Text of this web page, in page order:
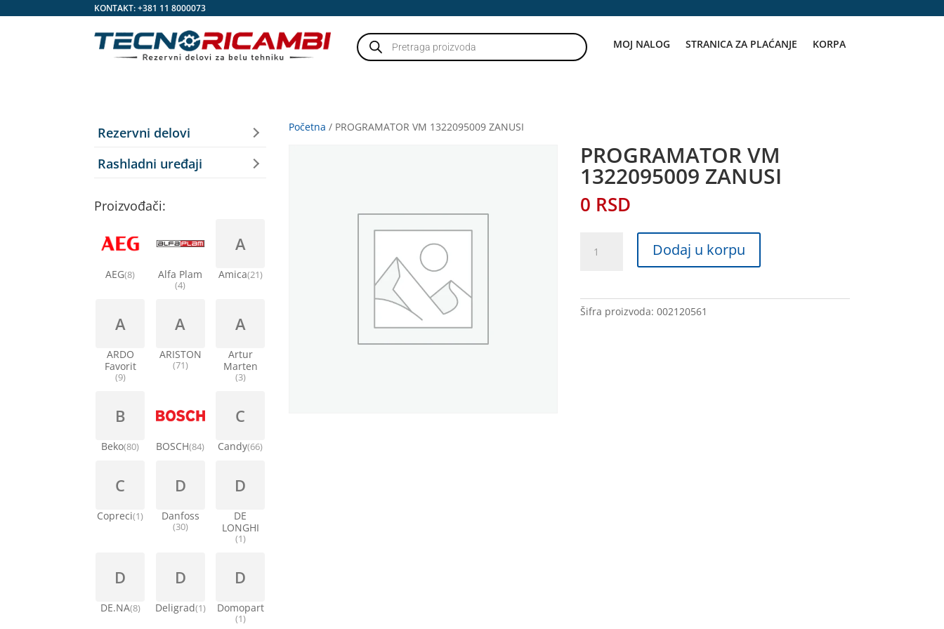
KONTAKT:+381 11 8000073
Products
search MOJ NALOG STRANICA ZA PLAĆANJE KORPA
Početna / PROGRAMATOR VM 1322095009 ZANUSI
PROGRAMATOR VM
1322095009 ZANUSI
0 RSD
količina
Dodaj u korpu
Šifra proizvoda:002120561
Rezervni delovi
Rashladni uređaji
Proizvođači:
AEG(8) Alfa Plam
(4)
A
Amica(21)
A
ARDO
Favorit
(9)
A
ARISTON
(71)
A
Artur
Marten
(3)
B
Beko(80) BOSCH(84)
C
Candy(66)
C
Copreci(1)
D
Danfoss
(30)
D
DE
LONGHI
(1)
D
DE.NA(8)
D
Deligrad(1)
D
Domopart
(1)